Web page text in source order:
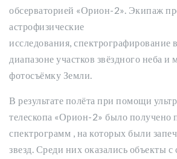
обсерваторией «Орион-2». Экипаж
астрофизические
исследования, спектрографирование
диапазоне участков звёздного неба
фотосъёмку Земли.
В результате полёта при помощи
телескопа «Орион-2» было получено
спектрограмм , на которых были
звезд. Среди них оказались объекты